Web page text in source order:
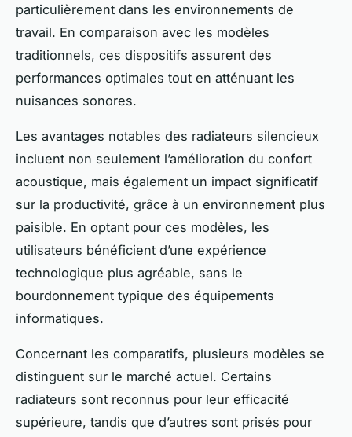
particulièrement dans les environnements de
travail. En comparaison avec les modèles
traditionnels, ces dispositifs assurent des
performances optimales tout en atténuant les
nuisances sonores.
Les avantages notables des radiateurs silencieux
incluent non seulement l’amélioration du confort
acoustique, mais également un impact significatif
sur la productivité, grâce à un environnement plus
paisible. En optant pour ces modèles, les
utilisateurs bénéficient d’une expérience
technologique plus agréable, sans le
bourdonnement typique des équipements
informatiques.
Concernant les comparatifs, plusieurs modèles se
distinguent sur le marché actuel. Certains
radiateurs sont reconnus pour leur efficacité
supérieure, tandis que d’autres sont prisés pour